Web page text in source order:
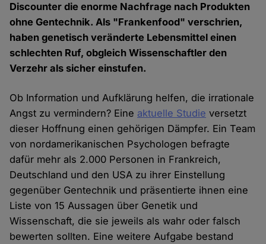
Discounter die enorme Nachfrage nach Produkten
ohne Gentechnik. Als "Frankenfood" verschrien,
haben genetisch veränderte Lebensmittel einen
schlechten Ruf, obgleich Wissenschaftler den
Verzehr als sicher einstufen.
Ob Information und Aufklärung helfen, die irrationale
Angst zu vermindern? Eine aktuelle Studie versetzt
dieser Hoffnung einen gehörigen Dämpfer. Ein Team
von nordamerikanischen Psychologen befragte
dafür mehr als 2.000 Personen in Frankreich,
Deutschland und den USA zu ihrer Einstellung
gegenüber Gentechnik und präsentierte ihnen eine
Liste von 15 Aussagen über Genetik und
Wissenschaft, die sie jeweils als wahr oder falsch
bewerten sollten. Eine weitere Aufgabe bestand